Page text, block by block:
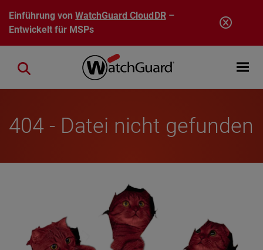
Direkt zum Inhalt
Einführung vonWatchGuard CloudDR–
Entwickelt für MSPs
Open
Close search
404 - Datei nicht gefunden